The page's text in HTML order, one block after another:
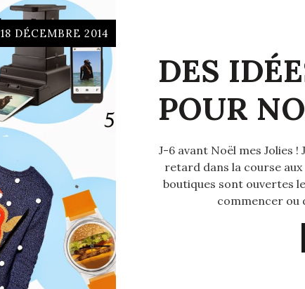
18 DÉCEMBRE 2014
DES
POUR
J-6 avant Noël mes Jolies
retard dans la course
boutiques sont ouvertes
commencer ou